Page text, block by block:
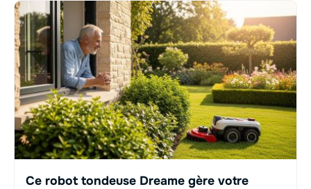
Ce robot tondeuse Dreame gère votre